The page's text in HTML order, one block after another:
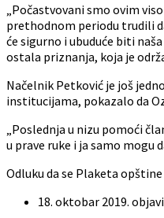
„Počastvovani smo ovim
prethodnom periodu trudili
će sigurno i ubuduće biti
ostala priznanja, koja je
Načelnik Petković je još
institucijama, pokazalo da
„Poslednja u nizu pomoći
u prave ruke i ja samo mogu
Odluku da se Plaketa
18. oktobar 2019.